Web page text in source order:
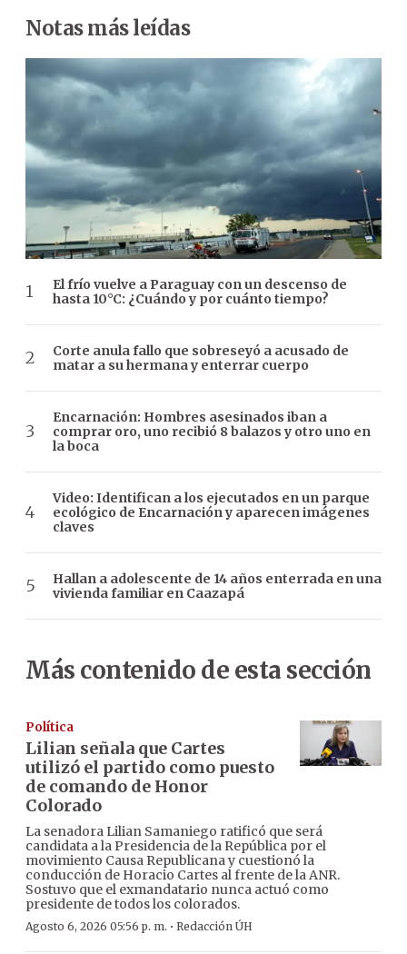
Notas más leídas
El frío vuelve a Paraguay con un descenso de
hasta 10°C: ¿Cuándo y por cuánto tiempo?
Corte anula fallo que sobreseyó a acusado de
matar a su hermana y enterrar cuerpo
Encarnación: Hombres asesinados iban a
comprar oro, uno recibió 8 balazos y otro uno en
la boca
Video: Identifican a los ejecutados en un parque
ecológico de Encarnación y aparecen imágenes
claves
Hallan a adolescente de 14 años enterrada en una
vivienda familiar en Caazapá
Más contenido de esta sección
Política
Lilian señala que Cartes
utilizó el partido como puesto
de comando de Honor
Colorado
La senadora Lilian Samaniego ratificó que será
candidata a la Presidencia de la República por el
movimiento Causa Republicana y cuestionó la
conducción de Horacio Cartes al frente de la ANR.
Sostuvo que el exmandatario nunca actuó como
presidente de todos los colorados.
Agosto 6, 2026 05:56 p. m. · Redacción ÚH